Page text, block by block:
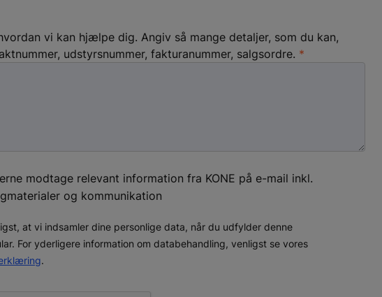
vi kan hjælpe dig. Angiv så mange detaljer, som du kan,
udstyrsnummer, fakturanummer, salgsordre.
modtage relevant information fra KONE på e-mail inkl.
og kommunikation
at vi indsamler dine personlige data, når du udfylder denne
For yderligere information om databehandling, venligst se vores
.